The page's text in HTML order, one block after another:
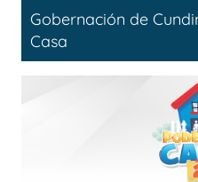
Gobernación de
Casa